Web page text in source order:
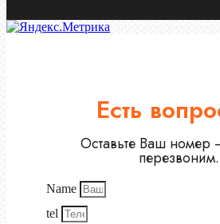
Есть
Оставьте Ваш
перезвоним.
Name
tel